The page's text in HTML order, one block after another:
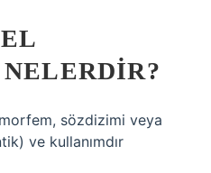
sözdizimi veya
ve kullanımdır